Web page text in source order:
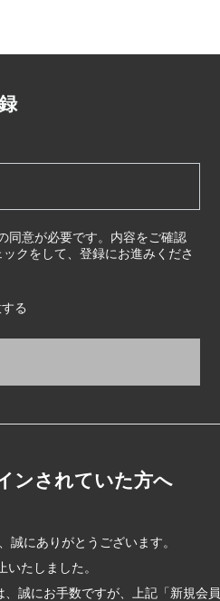
同意が必要です。内容をご確認
クをして、登録にお進みくださ
る
ンされていた方へ
にありがとうございます。
たしました。
誠にお手数ですが、上記「新規会員